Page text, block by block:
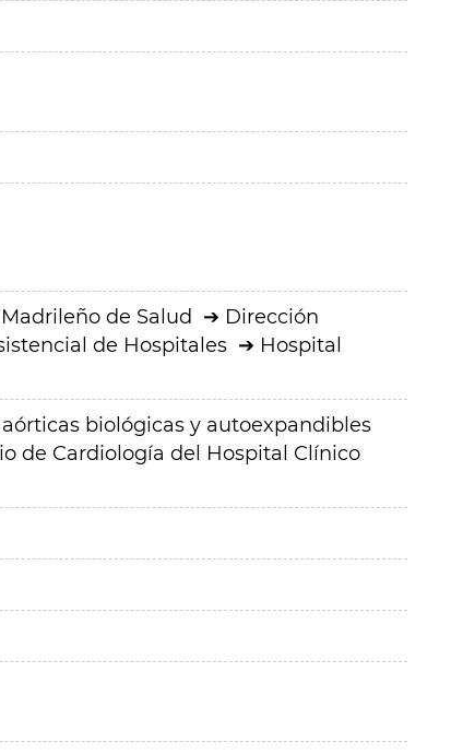
de Salud
Dirección
de Hospitales
Hospital
biológicas y autoexpandibles
de Cardiología del Hospital Clínico